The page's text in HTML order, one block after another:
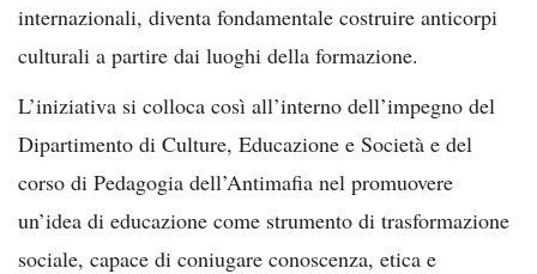
internazionali, diventa fondamentale costruire anticorpi
culturali a partire dai luoghi della formazione.
L’iniziativa si colloca così all’interno dell’impegno del
Dipartimento di Culture, Educazione e Società e del
corso di Pedagogia dell’Antimafia nel promuovere
un’idea di educazione come strumento di trasformazione
sociale, capace di coniugare conoscenza, etica e